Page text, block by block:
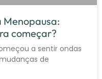
Menopausa:
começar?
a sentir ondas
de